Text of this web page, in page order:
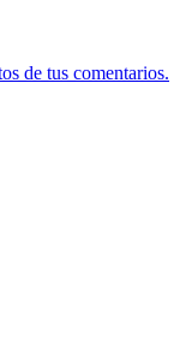
de tus comentarios.